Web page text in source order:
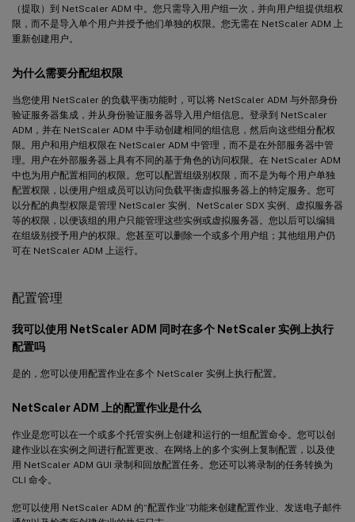
（提取）到 NetScaler ADM 中。您只需导入用户组一次，并向用户组提供组权
限，而不是导入单个用户并授予他们单独的权限。您无需在 NetScaler ADM 上
重新创建用户。
为什么需要分配组权限
当您使用 NetScaler 的负载平衡功能时，可以将 NetScaler ADM 与外部身份
验证服务器集成，并从身份验证服务器导入用户组信息。登录到 NetScaler
ADM，并在 NetScaler ADM 中手动创建相同的组信息，然后向这些组分配权
限。用户和用户组权限在 NetScaler ADM 中管理，而不是在外部服务器中管
理。用户在外部服务器上具有不同的基于角色的访问权限。在 NetScaler ADM
中也为用户配置相同的权限。您可以配置组级别权限，而不是为每个用户单独
配置权限，以便用户组成员可以访问负载平衡虚拟服务器上的特定服务。您可
以分配的典型权限是管理 NetScaler 实例、NetScaler SDX 实例、虚拟服务器
等的权限，以便该组的用户只能管理这些实例或虚拟服务器。您以后可以编辑
在组级别授予用户的权限。您甚至可以删除一个或多个用户组；其他组用户仍
可在 NetScaler ADM 上运行。
配置管理
我可以使用 NetScaler ADM 同时在多个 NetScaler 实例上执行
配置吗
是的，您可以使用配置作业在多个 NetScaler 实例上执行配置。
NetScaler ADM 上的配置作业是什么
作业是您可以在一个或多个托管实例上创建和运行的一组配置命令。您可以创
建作业以在实例之间进行配置更改、在网络上的多个实例上复制配置，以及使
用 NetScaler ADM GUI 录制和回放配置任务。您还可以将录制的任务转换为
CLI 命令。
您可以使用 NetScaler ADM 的“配置作业”功能来创建配置作业、发送电子邮件